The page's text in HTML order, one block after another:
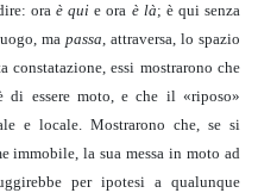
oraè quie ora è là; è qui senza
mapassa, attraversa, lo spazio
constatazione, essi mostrarono che
di essere moto, e che il «riposo»
e locale. Mostrarono che, se si
immobile, la sua messa in moto ad
per ipotesi a qualunque